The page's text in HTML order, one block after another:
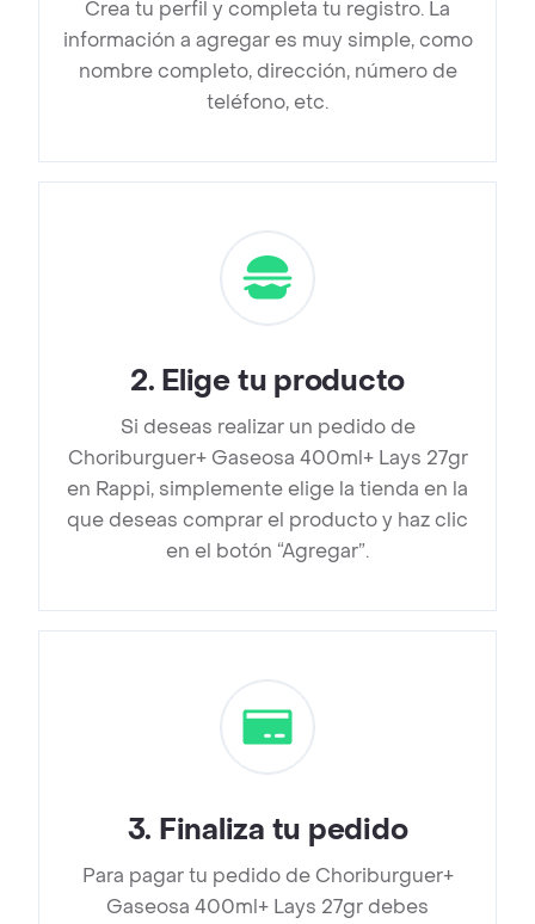
Crea tu perfil y completa tu registro. La
información a agregar es muy simple, como
nombre completo, dirección, número de
teléfono, etc.
2. Elige tu producto
Si deseas realizar un pedido de
Choriburguer+ Gaseosa 400ml+ Lays 27gr
en Rappi, simplemente elige la tienda en la
que deseas comprar el producto y haz clic
en el botón “Agregar”.
3. Finaliza tu pedido
Para pagar tu pedido de Choriburguer+
Gaseosa 400ml+ Lays 27gr debes